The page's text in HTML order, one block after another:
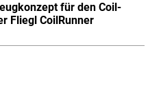
für den Coil-
Fliegl CoilRunner